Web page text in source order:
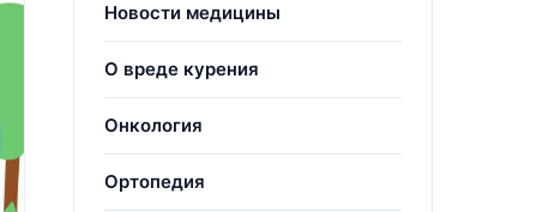
Новости медицины
О вреде курения
Онкология
Ортопедия